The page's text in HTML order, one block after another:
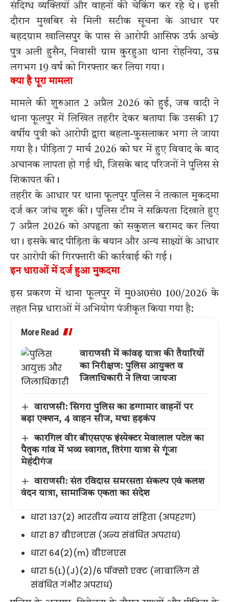
संदिग्ध व्यक्तियों और वाहनों की चेकिंग कर रहे थे। इसी
दौरान मुखबिर से मिली सटीक सूचना के आधार पर
बहदग्राम खालिसपुर के पास से आरोपी आसिफ उर्फ अच्छे
पुत्र अली हुसैन, निवासी ग्राम कुरहुआ थाना रोहनिया, उम्र
लगभग 19 वर्ष को गिरफ्तार कर लिया गया।
क्या है पूरा मामला
मामले की शुरुआत 2 अप्रैल 2026 को हुई, जब वादी ने
थाना फूलपुर में लिखित तहरीर देकर बताया कि उसकी 17
वर्षीय पुत्री को आरोपी द्वारा बहला-फुसलाकर भगा ले जाया
गया है। पीड़िता 7 मार्च 2026 को घर में हुए विवाद के बाद
अचानक लापता हो गई थी, जिसके बाद परिजनों ने पुलिस से
शिकायत की।
तहरीर के आधार पर थाना फूलपुर पुलिस ने तत्काल मुकदमा
दर्ज कर जांच शुरू की। पुलिस टीम ने सक्रियता दिखाते हुए
7 अप्रैल 2026 को अपहृता को सकुशल बरामद कर लिया
था। इसके बाद पीड़िता के बयान और अन्य साक्ष्यों के आधार
पर आरोपी की गिरफ्तारी की कार्रवाई की गई।
इन धाराओं में दर्ज हुआ मुकदमा
इस प्रकरण में थाना फूलपुर में मु0अ0सं0 100/2026 के
तहत निम्न धाराओं में अभियोग पंजीकृत किया गया है:
More Read
वाराणसी में कांवड़ यात्रा की तैयारियों
का निरीक्षण: पुलिस आयुक्त व
जिलाधिकारी ने लिया जायजा
वाराणसी: सिगरा पुलिस का डग्गामार वाहनों पर
बड़ा एक्शन, 4 वाहन सीज, मचा हड़कंप
कारगिल वीर बीएसएफ इंस्पेक्टर मेवालाल पटेल का
पैतृक गांव में भव्य स्वागत, तिरंगा यात्रा से गूंजा
मेहंदीगंज
वाराणसी: संत रविदास समरसता संकल्प एवं कलश
वंदन यात्रा, सामाजिक एकता का संदेश
धारा 137(2) भारतीय न्याय संहिता (अपहरण)
धारा 87 बीएनएस (अन्य संबंधित अपराध)
धारा 64(2)(m) बीएनएस
धारा 5(L)(J)(2)/6 पॉक्सो एक्ट (नाबालिग से
संबंधित गंभीर अपराध)